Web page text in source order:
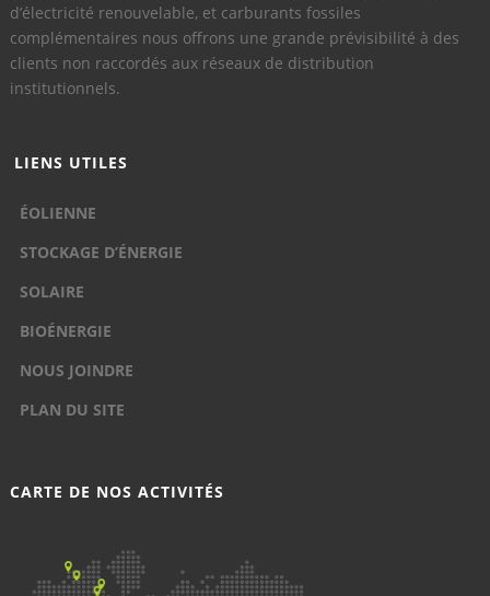
d’électricité renouvelable, et carburants fossiles
complémentaires nous offrons une grande prévisibilité à des
clients non raccordés aux réseaux de distribution
institutionnels.
LIENS UTILES
ÉOLIENNE
STOCKAGE D’ÉNERGIE
SOLAIRE
BIOÉNERGIE
NOUS JOINDRE
PLAN DU SITE
CARTE DE NOS ACTIVITÉS